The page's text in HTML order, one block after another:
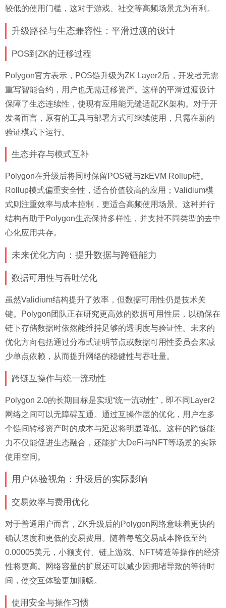
较低的使用门槛，这对于游戏、社交等高频场景尤为有利。
升级路径与生态兼容性：平滑过渡的设计
POS到ZK的迁移过程
Polygon官方表示，POS链升级为ZK Layer2后，开发者无需
重写智能合约，用户也无需迁移资产。这样的平滑过渡设计
保障了生态连续性，使现有应用能无缝适配ZK架构。对于开
发者而言，原有的工具与部署方式可继续使用，只需在新的
验证模式下运行。
生态并存与模式互补
Polygon在升级后将同时保留POS链与zkEVM Rollup链。
Rollup模式偏重安全性，适合价值较高的应用；Validium模
式则注重效率与成本控制，更适合高频使用场景。这种并行
结构有助于Polygon生态保持多样性，并支持不同类型的去中
心化应用共存。
未来优化方向：提升数据与跨链能力
数据可用性与吞吐优化
虽然Validium结构提升了效率，但数据可用性仍是技术关
键。Polygon团队正在研究更高效的数据可用性层，以确保在
链下存储数据时依然能维持足够的透明度与验证性。未来的
优化方向包括通过分布式证明节点或数据可用性委员会来减
少单点依赖，从而提升网络的稳健性与吞吐量。
跨链互操作与统一流动性
Polygon 2.0的长期目标是实现“统一流动性”，即不同Layer2
网络之间可以无障碍互通。通过互操作层的优化，用户在多
个链间转移资产时的成本与延迟将明显降低。这样的跨链能
力不仅能促进生态融合，还能扩大DeFi与NFT等场景的实际
使用空间。
用户体验视角：升级后的实际影响
交易效率与费用优化
对于普通用户而言，ZK升级后的Polygon网络意味着更快的
确认速度和更低的交易费用。随着每笔交易成本降低至约
0.00005美元，小额支付、链上游戏、NFT铸造等操作的经济
性将更高。网络容量的扩展还可以减少因拥堵导致的等待时
间，使交互体验更加顺畅。
使用安全与操作习惯